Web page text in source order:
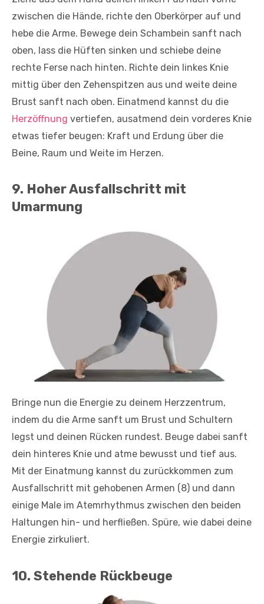
zwischen die Hände, richte den Oberkörper auf und
hebe die Arme. Bewege dein Schambein sanft nach
oben, lass die Hüften sinken und schiebe deine
rechte Ferse nach hinten. Richte dein linkes Knie
mittig über den Zehenspitzen aus und weite deine
Brust sanft nach oben. Einatmend kannst du die
Herzöffnung vertiefen, ausatmend dein vorderes Knie
etwas tiefer beugen: Kraft und Erdung über die
Beine, Raum und Weite im Herzen.
9. Hoher Ausfallschritt mit
Umarmung
Bringe nun die Energie zu deinem Herzzentrum,
indem du die Arme sanft um Brust und Schultern
legst und deinen Rücken rundest. Beuge dabei sanft
dein hinteres Knie und atme bewusst und tief aus.
Mit der Einatmung kannst du zurückkommen zum
Ausfallschritt mit gehobenen Armen (8) und dann
einige Male im Atemrhythmus zwischen den beiden
Haltungen hin- und herfließen. Spüre, wie dabei deine
Energie zirkuliert.
10. Stehende Rückbeuge